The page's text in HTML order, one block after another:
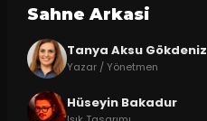
Sahne Arkasi
Tanya Aksu Gökdeniz
Yazar / Yönetmen
Hüseyin Bakadur